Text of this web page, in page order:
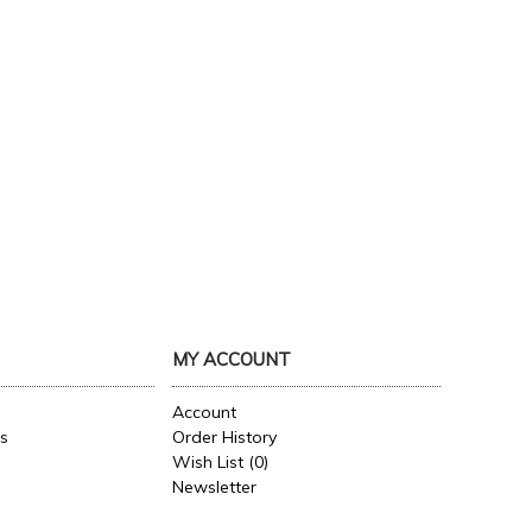
MY ACCOUNT
Account
Order History
Wish List (0)
Newsletter